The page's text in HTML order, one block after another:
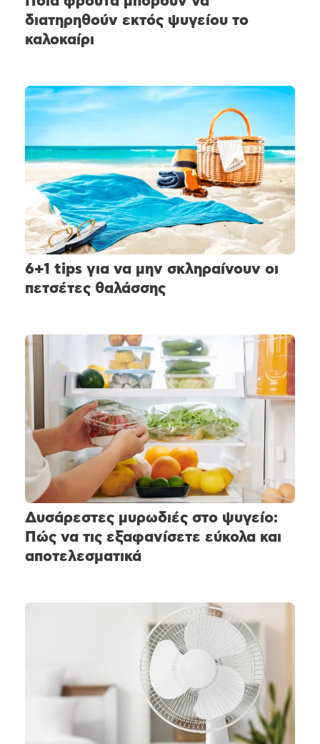
διατηρηθούν εκτός ψυγείου το
καλοκαίρι
6+1 tips για να μην σκληραίνουν οι
πετσέτες θαλάσσης
Δυσάρεστες μυρωδιές στο ψυγείο:
Πώς να τις εξαφανίσετε εύκολα και
αποτελεσματικά